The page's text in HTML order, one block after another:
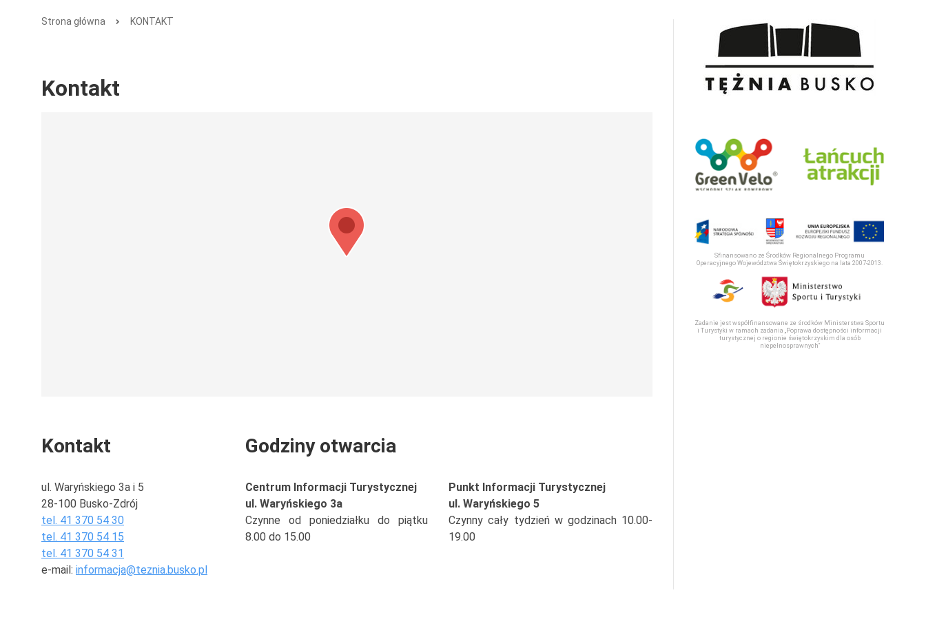
Strona główna KONTAKT
Kontakt
Kontakt
ul. Waryńskiego 3a i 5
28-100 Busko-Zdrój
tel. 41 370 54 30
tel. 41 370 54 15
tel. 41 370 54 31
e-mail: informacja@teznia.busko.pl
Godziny otwarcia
Centrum Informacji Turystycznej
ul. Waryńskiego 3a
Czynne od poniedziałku do piątku
8.00 do 15.00
Punkt Informacji Turystycznej
ul. Waryńskiego 5
Czynny cały tydzień w godzinach 10.00-
19.00
Sfinansowano ze Środków Regionalnego Programu
Operacyjnego Województwa Świętokrzyskiego na lata 2007-2013.
Zadanie jest współfinansowane ze środków Ministerstwa Sportu
i Turystyki w ramach zadania „Poprawa dostępności informacji
turystycznej o regionie świętokrzyskim dla osób
niepełnosprawnych“